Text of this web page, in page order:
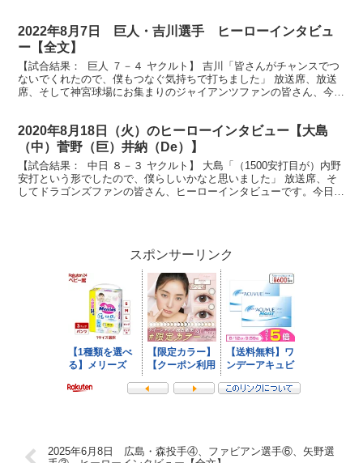
2022年8月7日 巨人・吉川選手 ヒーローインタビュ
ー【全文】
【試合結果： 巨人 ７－４ ヤクルト】 吉川「皆さんがチャンスでつ
ないでくれたので、僕もつなぐ気持ちで打ちました」 放送席、放送
席、そして神宮球場にお集まりのジャイアンツファンの皆さん、今日
2020年8月18日（火）のヒーローインタビュー【大島
（中）菅野（巨）井納（De）】
【試合結果： 中日 ８－３ ヤクルト】 大島「（1500安打目が）内野
安打という形でしたので、僕らしいかなと思いました」 放送席、そ
してドラゴンズファンの皆さん、ヒーローインタビューです。今日の
スポンサーリンク
2025年6月8日 広島・森投手④、ファビアン選手⑥、矢野選